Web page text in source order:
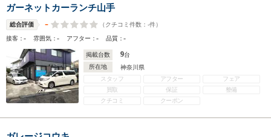
ガーネットカーランチ山手
総合評価 - （クチコミ件数： -件）
接客：- 雰囲気：- アフター：- 品質：-
掲載台数 9台
所在地
神奈川県
スタッフ
アフター
フェア
買取
保証
整備
クチコミ
クーポン